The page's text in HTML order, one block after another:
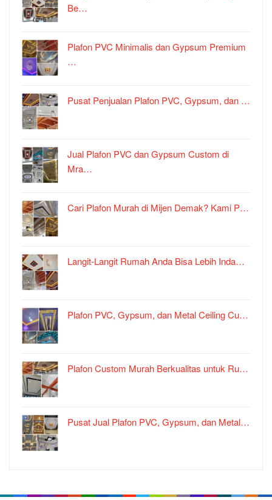
Be…
Plafon PVC Minimalis dan Gypsum Premium
…
Pusat Penjualan Plafon PVC, Gypsum, dan …
Jual Plafon PVC dan Gypsum Custom di
Mra…
Cari Plafon Murah di Mijen Demak? Kami P…
Langit-Langit Rumah Anda Bisa Lebih Inda…
Plafon PVC, Gypsum, dan Metal Ceiling Cu…
Plafon Custom Murah Berkualitas untuk Ru…
Pusat Jual Plafon PVC, Gypsum, dan Metal…